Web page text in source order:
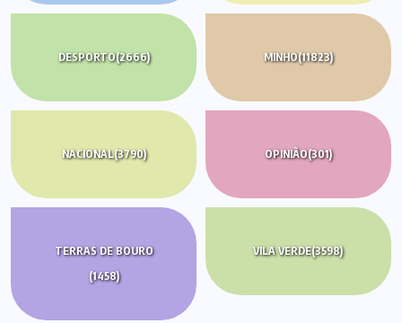
DESPORTO(2666) MINHO(11823)
NACIONAL(3790) OPINIÃO(301)
TERRAS DE BOURO
(1458)
VILA VERDE(3598)